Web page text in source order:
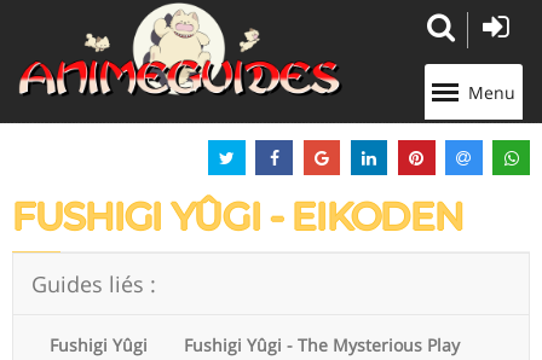
Menu
FUSHIGI YÛGI - EIKODEN
Guides liés :
Fushigi Yûgi Fushigi Yûgi - The Mysterious Play
Panneau de gestion des cookies